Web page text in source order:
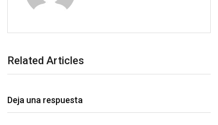
Related Articles
Deja una respuesta